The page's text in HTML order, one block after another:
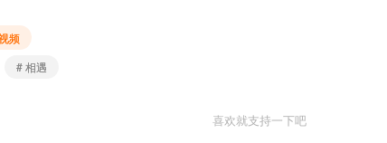
频
# 相遇
喜欢就支持一下吧